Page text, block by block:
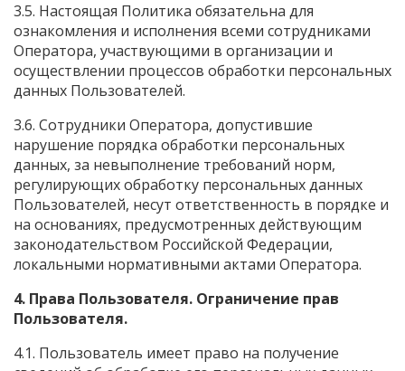
3.5. Настоящая Политика обязательна для
ознакомления и исполнения всеми сотрудниками
Оператора, участвующими в организации и
осуществлении процессов обработки персональных
данных Пользователей.
3.6. Сотрудники Оператора, допустившие
нарушение порядка обработки персональных
данных, за невыполнение требований норм,
регулирующих обработку персональных данных
Пользователей, несут ответственность в порядке и
на основаниях, предусмотренных действующим
законодательством Российской Федерации,
локальными нормативными актами Оператора.
4. Права Пользователя. Ограничение прав
Пользователя.
4.1. Пользователь имеет право на получение